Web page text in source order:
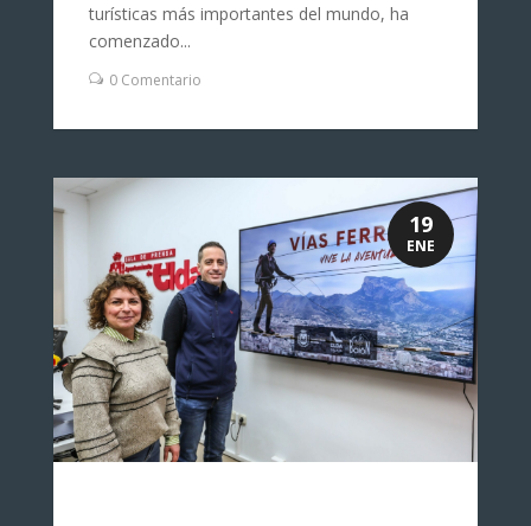
turísticas más importantes del mundo, ha
comenzado...
0 Comentario
19
ENE